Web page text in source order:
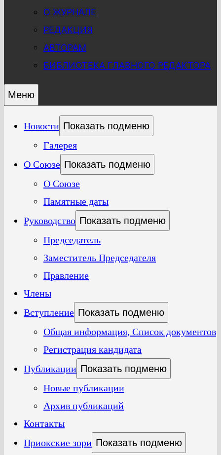
О ЖУРНАЛЕ
РЕДАКЦИЯ
АВТОРАМ
БИБЛИОТЕКА ГЛАВНОГО РЕДАКТОРА
Меню
Новости Показать подменю
Галерея
О Союзе Показать подменю
О Союзе
Памятные даты
Руководство Показать подменю
Председатель
Заместитель Председателя
Правление
Члены
Вступление Показать подменю
Общая информация, Список документов
Регистрация кандидата
Публикации Показать подменю
Новые публикации
Архив публикаций
Контакты
Приокские зори Показать подменю